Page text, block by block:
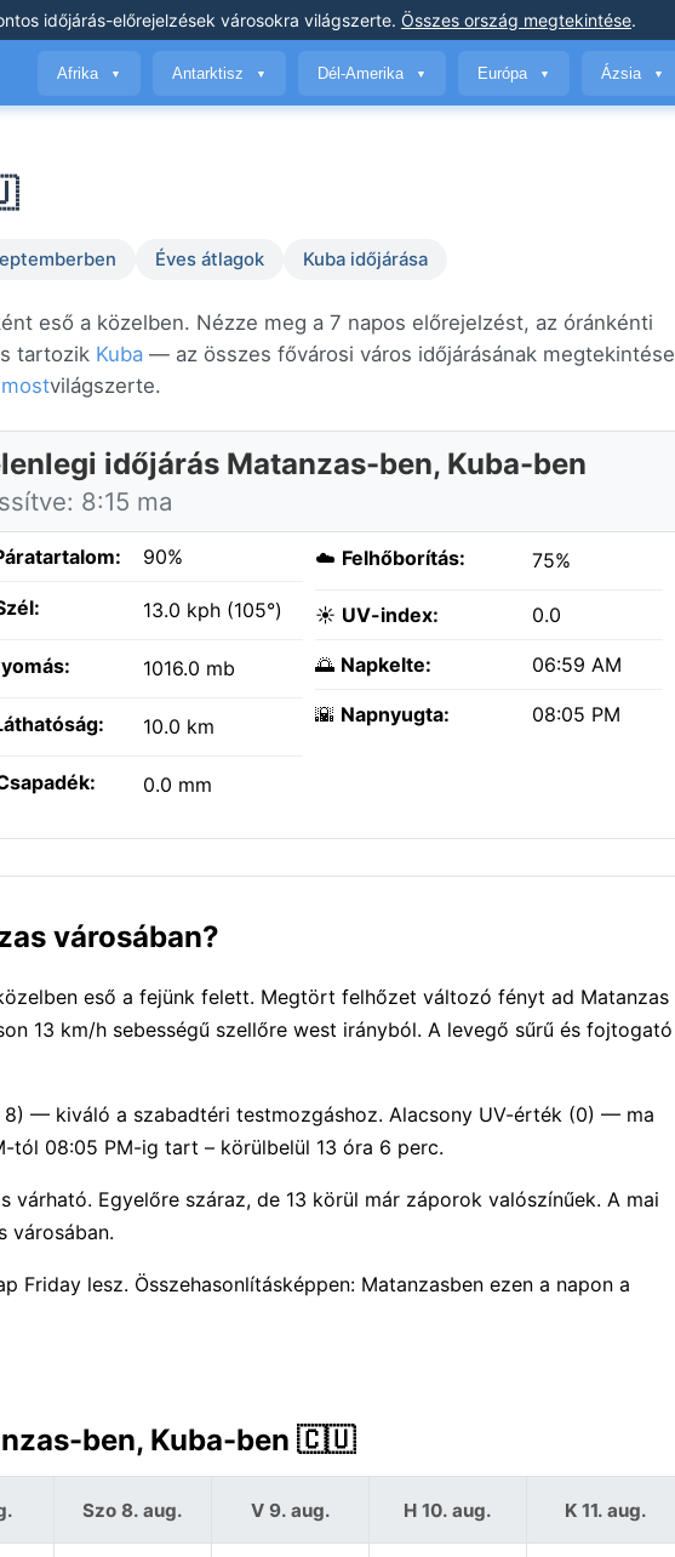
időjárás-előrejelzések városokra világszerte. Összes ország megtekintése.
Afrika ▼ Antarktisz ▼ Dél-Amerika ▼ Európa ▼ Ázsia ▼
Éves átlagok Kuba időjárása
eső a közelben. Nézze meg a 7 napos előrejelzést, az óránkénti
tartozik Kuba — az összes fővárosi város időjárásának megtekintése
világszerte.
időjárás Matanzas-ben, Kuba-ben
8:15 ma
90%
13.0 kph (105°)
1016.0 mb
10.0 km
0.0 mm
☁️ Felhőborítás: 75%
☀️ UV-index: 0.0
🌅 Napkelte: 06:59 AM
🌇 Napnyugta: 08:05 PM
városában?
eső a fejünk felett. Megtört felhőzet változó fényt ad Matanzas
13 km/h sebességű szellőre west irányból. A levegő sűrű és fojtogató
8) — kiváló a szabadtéri testmozgáshoz. Alacsony UV-érték (0) — ma
tól 08:05 PM-ig tart – körülbelül 13 óra 6 perc.
várható. Egyelőre száraz, de 13 körül már záporok valószínűek. A mai
városában.
Friday lesz. Összehasonlításképpen: Matanzasben ezen a napon a
ben, Kuba-ben 🇨🇺
Szo 8. aug. V 9. aug. H 10. aug. K 11. aug.